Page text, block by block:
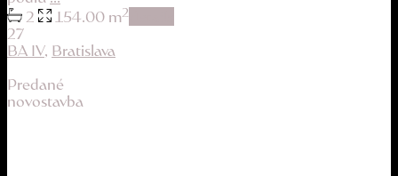
2
154.00 m2
27
BA IV, Bratislava
Predané
novostavba